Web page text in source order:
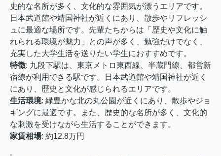
史的な名所が多く、文化的な雰囲気が漂うエリアです。
日本武道館や靖国神社が近くにあり、散歩やリフレッシ
ュに最適な場所です。先輩たちからは「歴史や文化に触
れられる環境が魅力」との声が多く、勉強だけでなく、
充実した大学生活を送りたい学生におすすめです。
特徴: 九段下駅は、東京メトロ東西線、半蔵門線、都営新
宿線が利用できる駅です。日本武道館や靖国神社が近く
にあり、歴史と文化が感じられるエリアです。
生活環境: 緑豊かな北の丸公園が近くにあり、散歩やジョ
ギングに最適です。また、歴史的な名所が多く、文化的
な刺激を受けながら生活することができます。
家賃相場: 約12.8万円